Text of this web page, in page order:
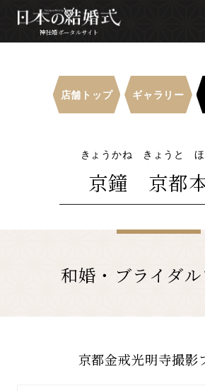
神社婚ポータルサイ
神社婚ポータルサイト
店舗トップ ギャラリー
きょうかね きょうと ほ
京鐘 京都
和婚・ブライダ
京都金戒光明寺撮影